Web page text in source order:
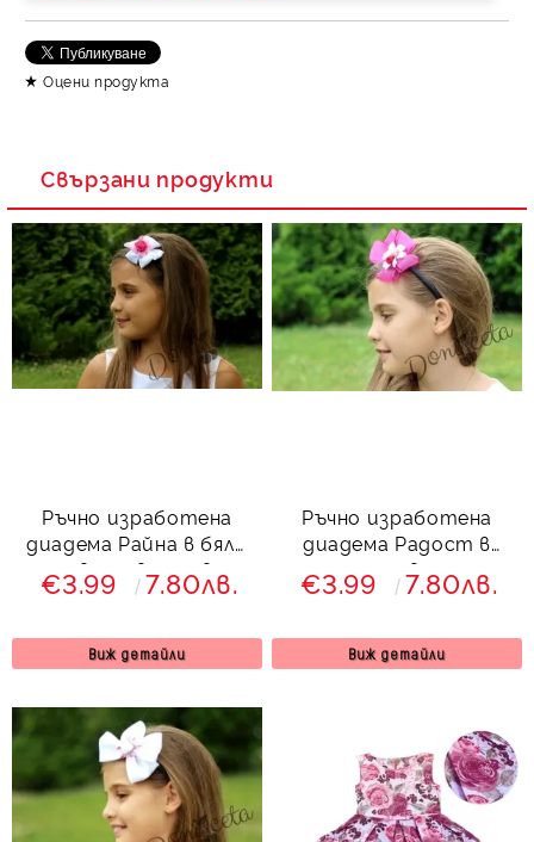
Оцени продукта
Свързани продукти
Ръчно изработена
диадема Райна в бяло
с цветя в розово
€3.99 7.80лв.
Виж детайли
Ръчно изработена
диадема Радост в
розово
€3.99 7.80лв.
Виж детайли